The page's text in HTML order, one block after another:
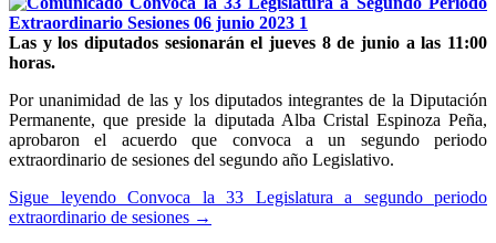
Las y los diputados sesionarán el jueves 8 de junio a las 11:00
horas.
Por unanimidad de las y los diputados integrantes de la Diputación
Permanente, que preside la diputada Alba Cristal Espinoza Peña,
aprobaron el acuerdo que convoca a un segundo periodo
extraordinario de sesiones del segundo año Legislativo.
Sigue leyendo Convoca la 33 Legislatura a segundo periodo
extraordinario de sesiones →